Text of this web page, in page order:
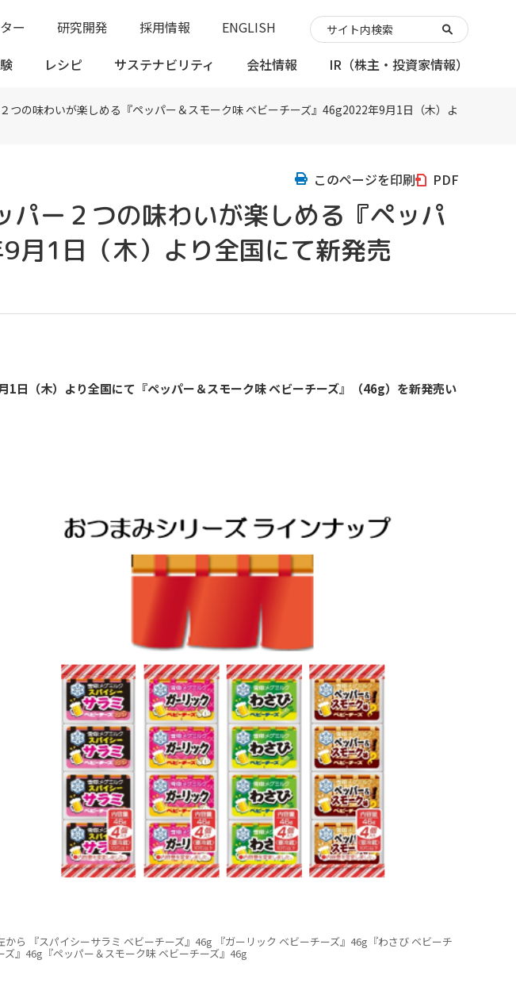
レシピ サステナビリティ 会社情報 IR （株主・投資家情報）
ー 研究開発 採用情報 ENGLISH
つの味わいが楽しめる『ペッパー＆スモーク味 ベビーチーズ』46g2022年9月1日（木）よ
このページを印刷 PDF
ー２つの味わいが楽しめる『ペッパ
月1日（木）より全国にて新発売
日（木）より全国にて『ペッパー＆スモーク味 ベビーチーズ』（46g）を新発売い
から 『スパイシーサラミ ベビーチーズ』46g 『ガーリック ベビーチーズ』46g『わさび ベビーチ
ズ』46g『ペッパー＆スモーク味 ベビーチーズ』46g